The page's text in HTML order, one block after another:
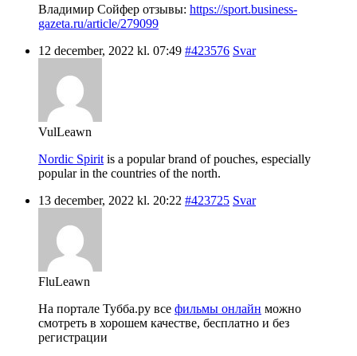
Владимир Сойфер отзывы: https://sport.business-
gazeta.ru/article/279099
12 december, 2022 kl. 07:49 #423576 Svar
VulLeawn
Nordic Spirit is a popular brand of pouches, especially
popular in the countries of the north.
13 december, 2022 kl. 20:22 #423725 Svar
FluLeawn
На портале Тубба.ру все фильмы онлайн можно
смотреть в хорошем качестве, бесплатно и без
регистрации